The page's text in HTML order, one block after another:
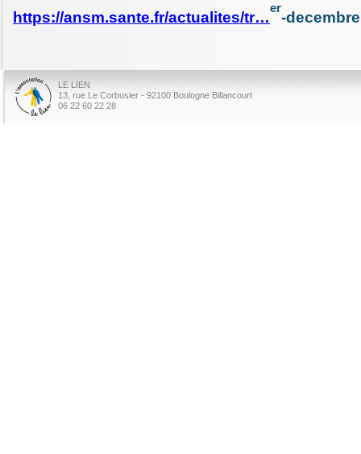
https://ansm.sante.fr/actualites/tr…
er
-decembre
LE LIEN
13, rue Le Corbusier - 92100 Boulogne Billancourt
06 22 60 22 28